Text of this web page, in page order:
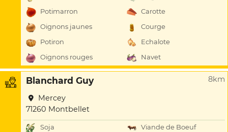
Potimarron
Carotte
Oignons jaunes
Courge
Potiron
Echalote
Oignons rouges
Navet
Blanchard Guy 8km
Mercey
71260 Montbellet
Soja
Viande de Boeuf